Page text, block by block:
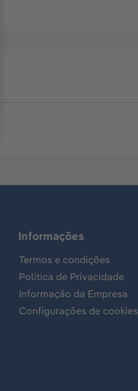
Informações
Termos e condições
Política de Privacidade
Informação da Empresa
Configurações de cookies